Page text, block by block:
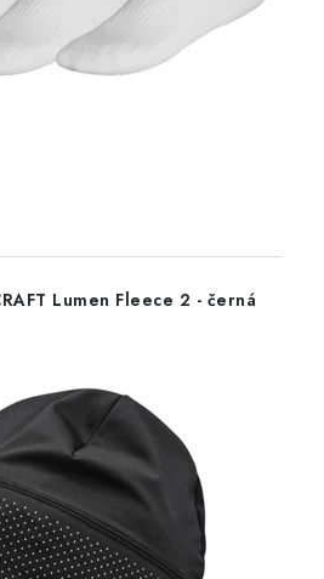
Lumen Fleece 2 - černá